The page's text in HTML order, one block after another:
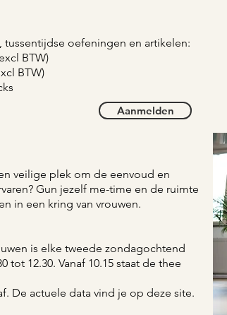
tussentijdse oefeningen en artikelen:
BTW)
BTW)
Aanmelden
veilige plek om de eenvoud en
Gun jezelf me-time en de ruimte
in een kring van vrouwen.
is elke tweede zondagochtend
tot 12.30. Vanaf 10.15 staat de thee
De actuele data vind je op deze site.